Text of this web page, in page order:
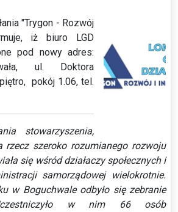
"Trygon - Rozwój
iż biuro LGD
pod nowy adres:
ul. Doktora
pokój 1.06, tel.
stowarzyszenia,
rzecz szeroko rozumianego rozwoju
się wśród działaczy społecznych i
samorządowej wielokrotnie.
w Boguchwale odbyło się zebranie
w nim 66 osób